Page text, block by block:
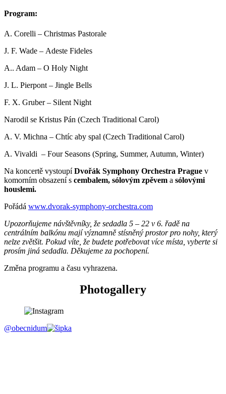
Program:
A. Corelli – Christmas Pastorale
J. F. Wade – Adeste Fideles
A.. Adam – O Holy Night
J. L. Pierpont – Jingle Bells
F. X. Gruber – Silent Night
Narodil se Kristus Pán (Czech Traditional Carol)
A. V. Michna – Chtíc aby spal (Czech Traditional Carol)
A. Vivaldi – Four Seasons (Spring, Summer, Autumn, Winter)
Na koncertě vystoupíDvořák Symphony Orchestra Prague v
komorním obsazení s cembalem, sólovým zpěvem a sólovými
houslemi.
Pořádá www.dvorak-symphony-orchestra.com
Upozorňujeme návštěvníky, že sedadla 5 – 22 v 6. řadě na
centrálním balkónu mají významně stísněný prostor pro nohy, který
nelze zvětšit. Pokud víte, že budete potřebovat více místa, vyberte si
prosím jiná sedadla. Děkujeme za pochopení.
Změna programu a času vyhrazena.
Photogallery
@obecnidum